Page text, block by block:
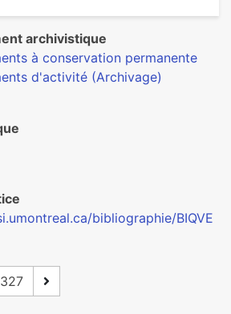
archivistique
à conservation permanente
d'activité (Archivage)
bibliographie/BIQVE